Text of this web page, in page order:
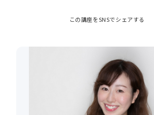
この講座をSNSでシェアする